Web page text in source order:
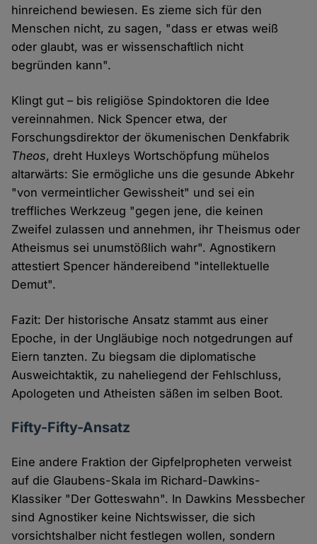
hinreichend bewiesen. Es zieme sich für den
Menschen nicht, zu sagen, "dass er etwas weiß
oder glaubt, was er wissenschaftlich nicht
begründen kann".
Klingt gut – bis religiöse Spindoktoren die Idee
vereinnahmen. Nick Spencer etwa, der
Forschungsdirektor der ökumenischen Denkfabrik
Theos, dreht Huxleys Wortschöpfung mühelos
altarwärts: Sie ermögliche uns die gesunde Abkehr
"von vermeintlicher Gewissheit" und sei ein
treffliches Werkzeug "gegen jene, die keinen
Zweifel zulassen und annehmen, ihr Theismus oder
Atheismus sei unumstößlich wahr". Agnostikern
attestiert Spencer händereibend "intellektuelle
Demut".
Fazit: Der historische Ansatz stammt aus einer
Epoche, in der Ungläubige noch notgedrungen auf
Eiern tanzten. Zu biegsam die diplomatische
Ausweichtaktik, zu naheliegend der Fehlschluss,
Apologeten und Atheisten säßen im selben Boot.
Fifty-Fifty-Ansatz
Eine andere Fraktion der Gipfelpropheten verweist
auf die Glaubens-Skala im Richard-Dawkins-
Klassiker "Der Gotteswahn". In Dawkins Messbecher
sind Agnostiker keine Nichtswisser, die sich
vorsichtshalber nicht festlegen wollen, sondern